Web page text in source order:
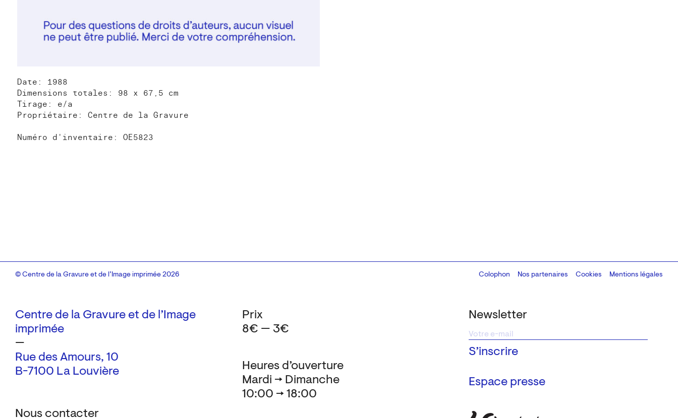
Date: 1988
Dimensions totales: 98 x 67,5 cm
Tirage: e/a
Propriétaire: Centre de la Gravure
Numéro d'inventaire: OE5823
Centre de la Gravure et de l’Image
imprimée
—
Rue des Amours, 10
B-7100 La Louvière
Nous contacter
Newsletter
Espace presse
Heures d’ouverture
Mardi → Dimanche
10:00 → 18:00
Prix
8€ — 3€
© Centre de la Gravure et de l’Image imprimée 2026 Colophon
Design:Marcel Kaczmarek, code:8080.studio
Nos partenaires Cookies Mentions légales